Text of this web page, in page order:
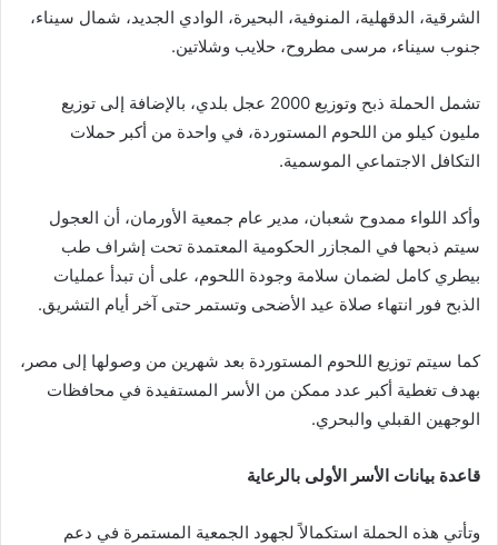
الشرقية، الدقهلية، المنوفية، البحيرة، الوادي الجديد، شمال سيناء،
جنوب سيناء، مرسى مطروح، حلايب وشلاتين.
تشمل الحملة ذبح وتوزيع 2000 عجل بلدي، بالإضافة إلى توزيع
مليون كيلو من اللحوم المستوردة، في واحدة من أكبر حملات
التكافل الاجتماعي الموسمية.
وأكد اللواء ممدوح شعبان، مدير عام جمعية الأورمان، أن العجول
سيتم ذبحها في المجازر الحكومية المعتمدة تحت إشراف طب
بيطري كامل لضمان سلامة وجودة اللحوم، على أن تبدأ عمليات
الذبح فور انتهاء صلاة عيد الأضحى وتستمر حتى آخر أيام التشريق.
كما سيتم توزيع اللحوم المستوردة بعد شهرين من وصولها إلى مصر،
بهدف تغطية أكبر عدد ممكن من الأسر المستفيدة في محافظات
الوجهين القبلي والبحري.
قاعدة بيانات الأسر الأولى بالرعاية
وتأتي هذه الحملة استكمالاً لجهود الجمعية المستمرة في دعم